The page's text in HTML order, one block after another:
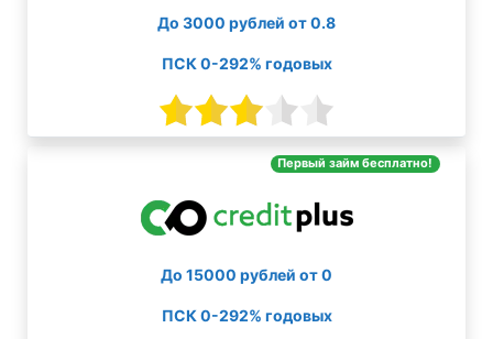
До 3000 рублей от 0.8
ПСК 0-292% годовых
Первый займ бесплатно!
До 15000 рублей от 0
ПСК 0-292% годовых